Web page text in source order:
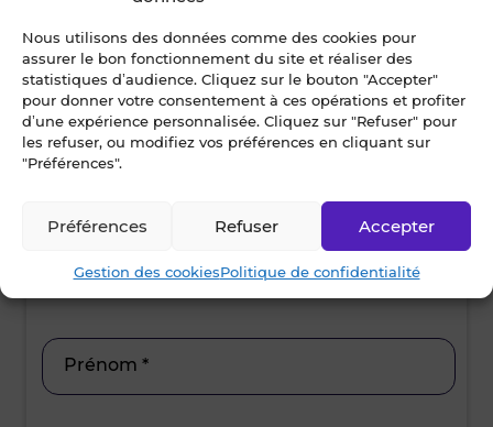
Nous utilisons des données comme des cookies pour
assurer le bon fonctionnement du site et réaliser des
statistiques d’audience. Cliquez sur le bouton "Accepter"
pour donner votre consentement à ces opérations et profiter
d’une expérience personnalisée. Cliquez sur "Refuser" pour
les refuser, ou modifiez vos préférences en cliquant sur
"Préférences".
Accepter
Refuser
Préférences
Gestion des cookiesPolitique de confidentialité
Je suis disponible toute la journée
12h00 - 14h00 14h00 - 15h30
Je suis
08h30 -
15h30 -
Nom *
Prénom *